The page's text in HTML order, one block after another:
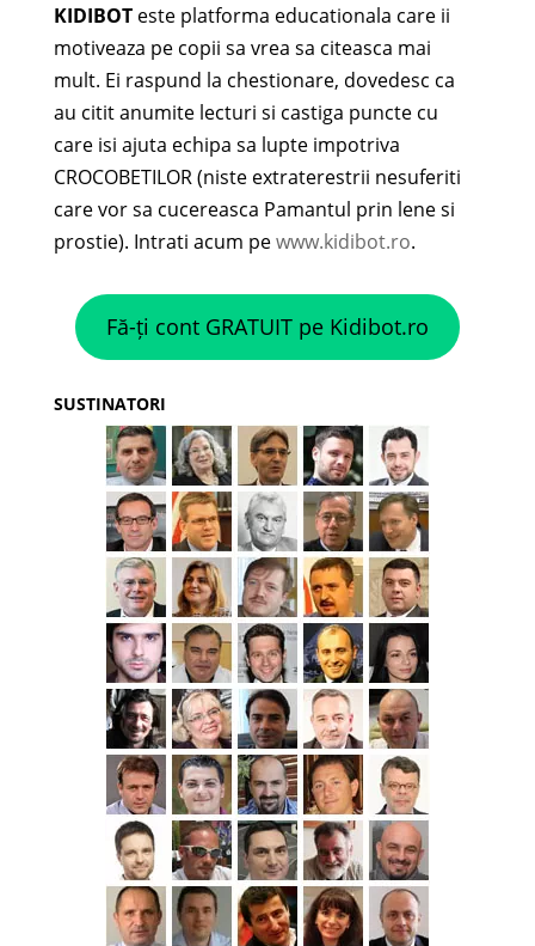
KIDIBOTeste platforma educationala care ii
motiveaza pe copii sa vrea sa citeasca mai
mult. Ei raspund la chestionare, dovedesc ca
au citit anumite lecturi si castiga puncte cu
care isi ajuta echipa sa lupte impotriva
CROCOBETILOR (niste extraterestrii nesuferiti
care vor sa cucereasca Pamantul prin lene si
prostie). Intrati acum pewww.kidibot.ro.
Fă-ți cont GRATUIT pe Kidibot.ro
SUSTINATORI